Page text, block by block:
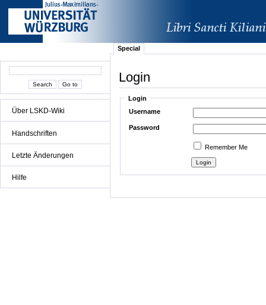
Über LSKD-Wiki
Handschriften
Letzte Änderungen
Hilfe
Special
Login
Login
Username
Password
Remember Me